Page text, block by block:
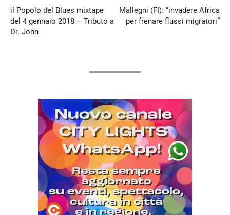
il Popolo del Blues mixtape
del 4 gennaio 2018 – Tributo a
Dr. John
Mallegni (FI): “invadere Africa
per frenare flussi migratori”